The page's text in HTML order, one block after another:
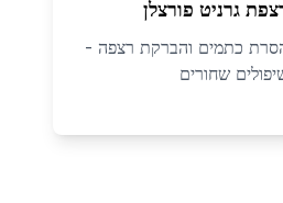
גרניט פורצלן
כתמים והברקת רצפה -
שחורים